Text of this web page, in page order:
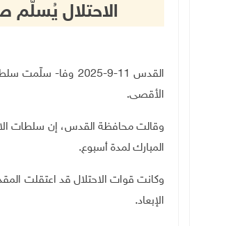
الاحتلال يُسلّم
القدس 11-9-2025
الأقصى.
وقالت محافظة القدس، إن سلطات
المبارك لمدة أسبوع.
وكانت قوات الاحتلال قد اعتقلت
الإبعاد.